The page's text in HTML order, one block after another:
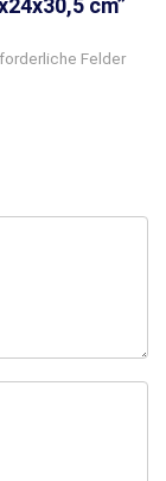
cm”
Felder